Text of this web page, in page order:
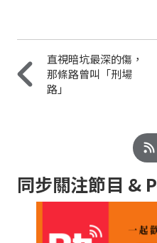
直視暗坑最深的傷，
那條路曾叫「刑場
路」
同步關注節目 &